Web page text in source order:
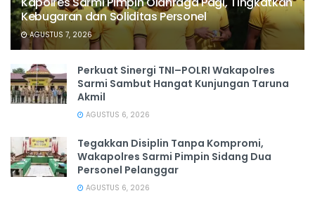
Kebugaran dan Soliditas Personel
AGUSTUS 7, 2026
Perkuat Sinergi TNI–POLRI Wakapolres
Sarmi Sambut Hangat Kunjungan Taruna
Akmil
AGUSTUS 6, 2026
Tegakkan Disiplin Tanpa Kompromi,
Wakapolres Sarmi Pimpin Sidang Dua
Personel Pelanggar
AGUSTUS 6, 2026